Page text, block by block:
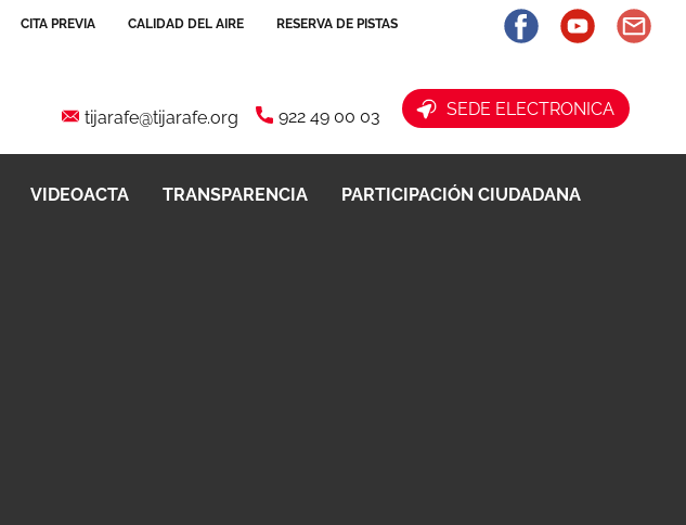
CITA PREVIA CALIDAD DEL AIRE RESERVA DE PISTAS
922 49 00 03 ​ SEDE ELECTRONICA
tijarafe@tijarafe.org
VIDEOACTA TRANSPARENCIA PARTICIPACIÓN CIUDADANA